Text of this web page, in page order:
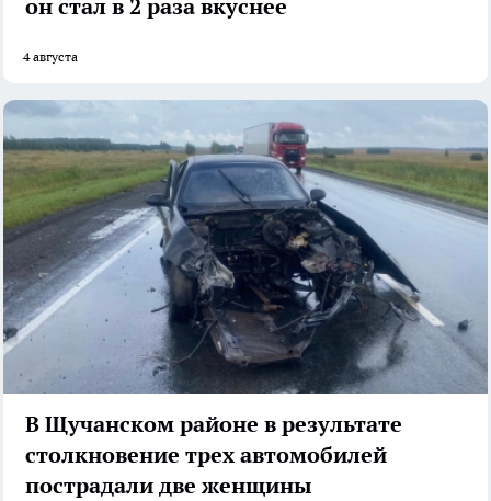
он стал в 2 раза вкуснее
4 августа
В Щучанском районе в результате
столкновение трех автомобилей
пострадали две женщины